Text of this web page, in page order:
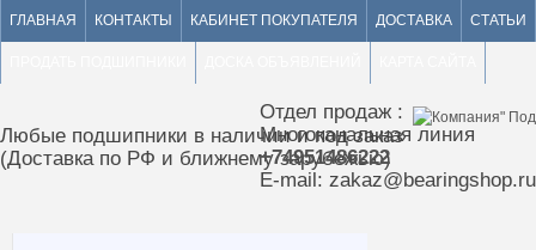
Любые подшипники в наличии и под заказ
(Доставка по РФ и ближнему зарубежью)
Отдел продаж :
Многоканальная линия
+74951486222
E-mail: zakaz@bearingshop.ru
ГЛАВНАЯ КОНТАКТЫ КАБИНЕТ ПОКУПАТЕЛЯ ДОСТАВКА СТАТЬИ